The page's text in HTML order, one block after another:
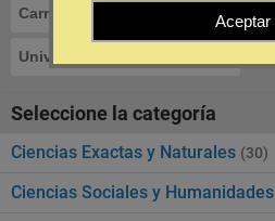
Carreras Universitarias
Universidad de Cantabria
Seleccione la categoría
Ciencias Exactas y Naturales (30)
Ciencias Sociales y Humanidades
Aceptar